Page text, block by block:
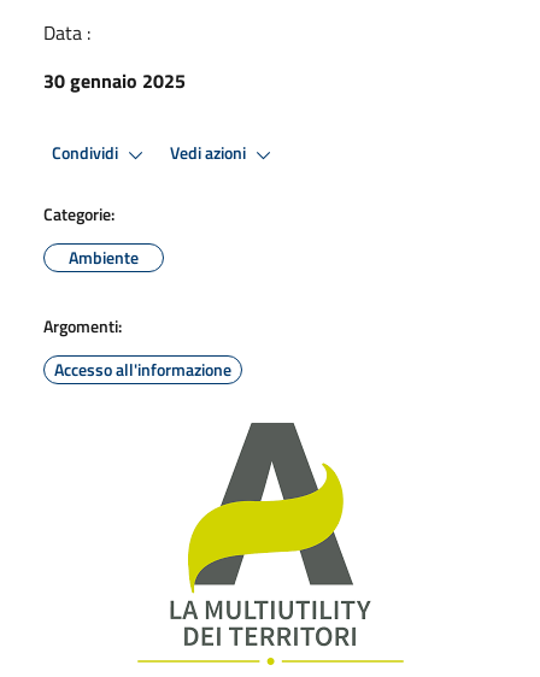
Data :
30 gennaio 2025
Condividi Vedi azioni
Categorie:
Ambiente
Argomenti:
Accesso all'informazione